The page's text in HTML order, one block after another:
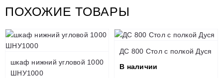
ПОХОЖИЕ ТОВАРЫ
шкаф нижний угловой 1000
ШНУ1000
ДС 800 Стол с полкой Дуся
В наличии